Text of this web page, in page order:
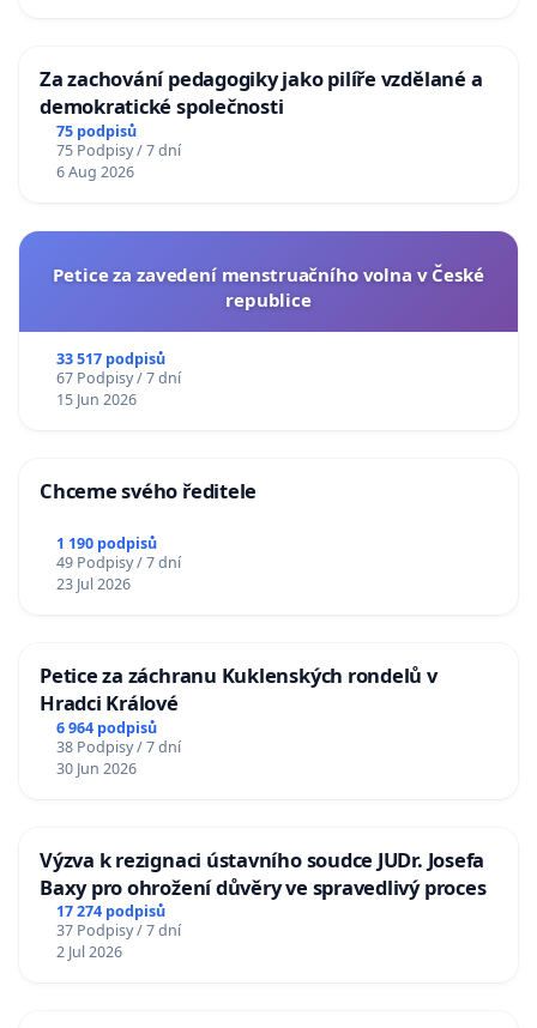
Za zachování pedagogiky jako pilíře vzdělané a
demokratické společnosti
75 podpisů
75 Podpisy / 7 dní
6 Aug 2026
Petice za zavedení menstruačního volna v České
republice
33 517 podpisů
67 Podpisy / 7 dní
15 Jun 2026
Chceme svého ředitele
1 190 podpisů
49 Podpisy / 7 dní
23 Jul 2026
Petice za záchranu Kuklenských rondelů v
Hradci Králové
6 964 podpisů
38 Podpisy / 7 dní
30 Jun 2026
Výzva k rezignaci ústavního soudce JUDr. Josefa
Baxy pro ohrožení důvěry ve spravedlivý proces
17 274 podpisů
37 Podpisy / 7 dní
2 Jul 2026